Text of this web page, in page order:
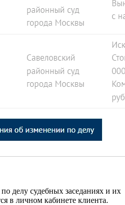
делу судебных заседаниях и их
в личном кабинете клиента.